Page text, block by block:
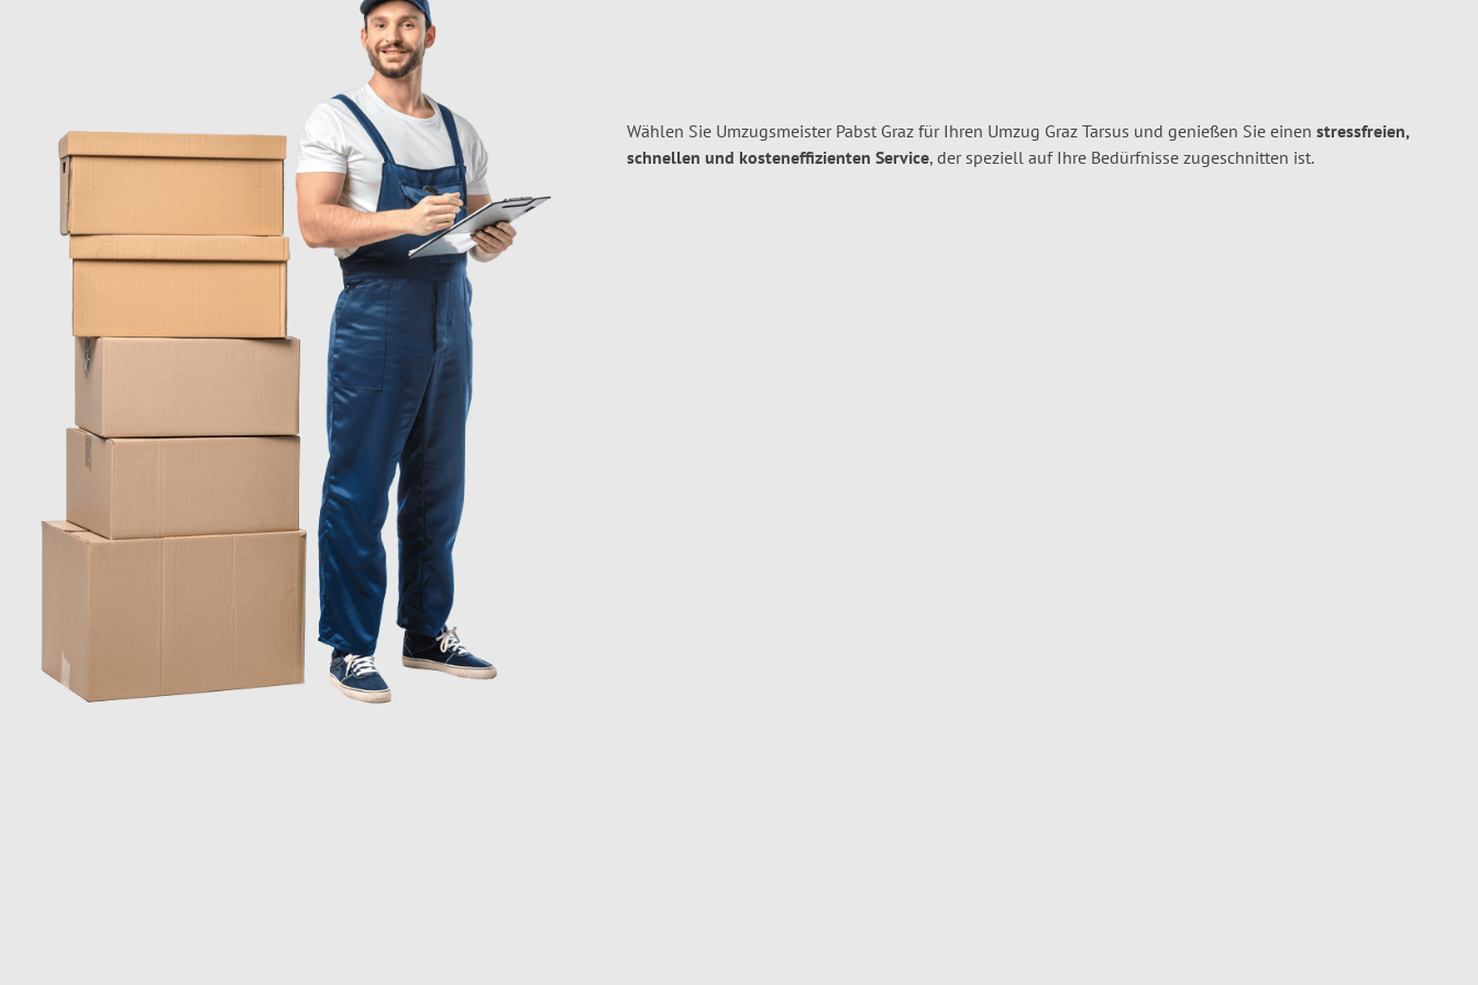
Wählen Sie Umzugsmeister Pabst Graz für Ihren Umzug Graz Tarsus und genießen Sie einen stressfreien,
schnellen und kosteneffizienten Service, der speziell auf Ihre Bedürfnisse zugeschnitten ist.